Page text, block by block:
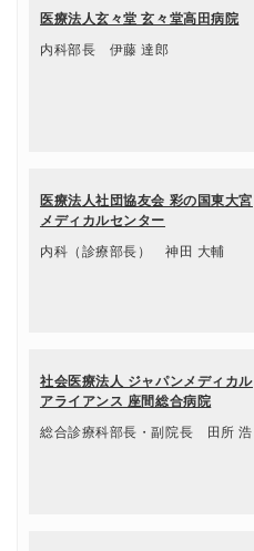
医療法人玄々堂 玄々堂高田病院
内科部長 伊藤 達郎
医療法人社団協友会 彩の国東大宮
メディカルセンター
内科（診療部長） 神田 大輔
社会医療法人 ジャパンメディカル
アライアンス 座間総合病院
総合診療科部長・副院長 田所 浩